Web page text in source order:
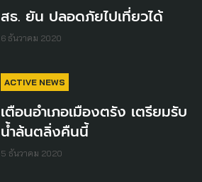
สธ.​ ยัน ปลอดภัย​ไปเที่ยวได้
6 ธันวาคม 2020
ACTIVE NEWS
เตือนอำเภอเมืองตรัง เตรียมรับ
น้ำล้นตลิ่งคืนนี้
5 ธันวาคม 2020